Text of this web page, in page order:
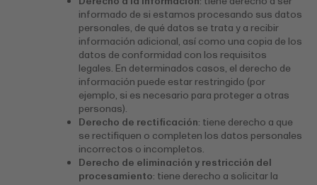
informado de si estamos procesando sus datos
personales, de qué datos se trata y a recibir
información adicional, así como una copia de los
datos de conformidad con los requisitos
legales. En determinados casos, el derecho de
información puede estar restringido (por
ejemplo, si es necesario para proteger a otras
personas).
Derecho de rectificación: tiene derecho a que
se rectifiquen o completen los datos personales
incorrectos o incompletos.
Derecho de eliminación y restricción del
procesamiento: tiene derecho a solicitar la